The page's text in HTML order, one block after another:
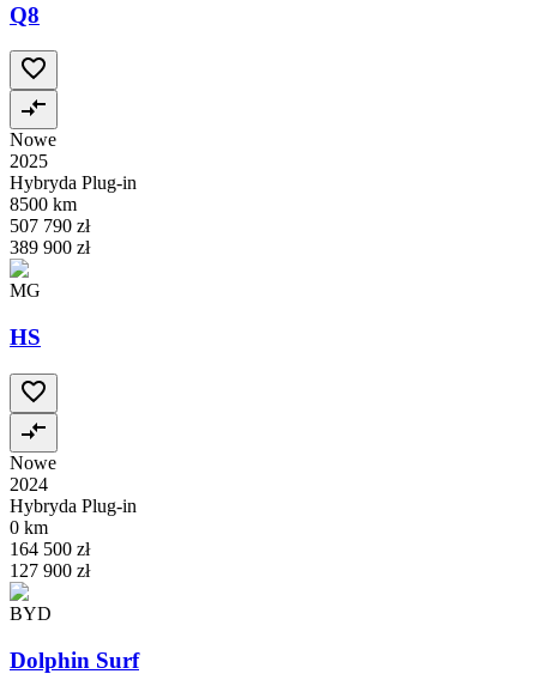
Q8
Nowe
2025
Hybryda Plug-in
8500 km
507 790 zł
389 900 zł
MG
HS
Nowe
2024
Hybryda Plug-in
0 km
164 500 zł
127 900 zł
BYD
Dolphin Surf